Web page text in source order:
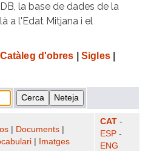
la base de dades de la
a l'Edat Mitjana i el
Catàleg d'obres Sigles|
Documents
Imatges
CAT -
ESP -
ENG